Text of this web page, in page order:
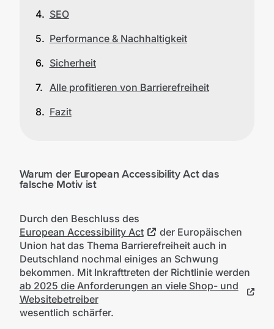
SEO
Performance & Nachhaltigkeit
Sicherheit
Alle profitieren von Barrierefreiheit
Fazit
Warum der European Accessibility Act das
falsche Motiv ist
Durch den Beschluss des
European Accessibility Act
der Europäischen
Union hat das Thema Barrierefreiheit auch in
Deutschland nochmal einiges an Schwung
bekommen. Mit Inkrafttreten der Richtlinie werden
ab 2025 die Anforderungen an viele Shop- und
Websitebetreiber
wesentlich schärfer.